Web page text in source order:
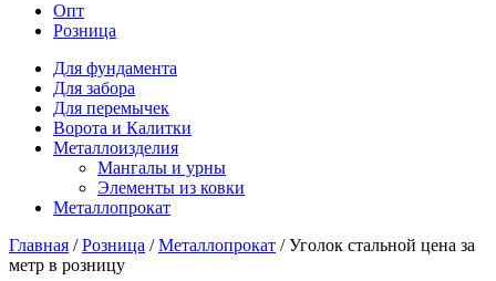
Опт
Розница
Для фундамента
Для забора
Для перемычек
Ворота и Калитки
Металлоизделия
Мангалы и урны
Элементы из ковки
Металлопрокат
Главная /Розница /Металлопрокат / Уголок стальной цена за
метр в розницу